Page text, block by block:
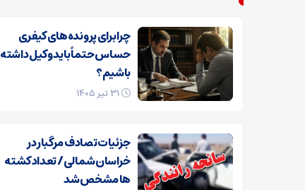
چرا برای پرونده‌های کیفری
حساس حتماً باید وکیل داشته
باشیم؟
جزئیات تصادف مرگبار در
خراسان‌شمالی/ تعداد کشته
ها مشخص شد